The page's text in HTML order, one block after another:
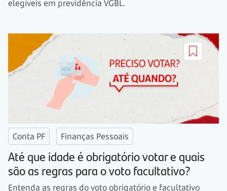
elegíveis em previdência VGBL.
Conta PF Finanças Pessoais
Até que idade é obrigatório votar e quais
são as regras para o voto facultativo?
Entenda as regras do voto obrigatório e facultativo